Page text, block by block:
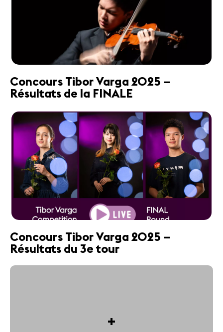
Concours Tibor Varga 2025 –
Résultats de la FINALE
Concours Tibor Varga 2025 –
Résultats du 3e tour
+